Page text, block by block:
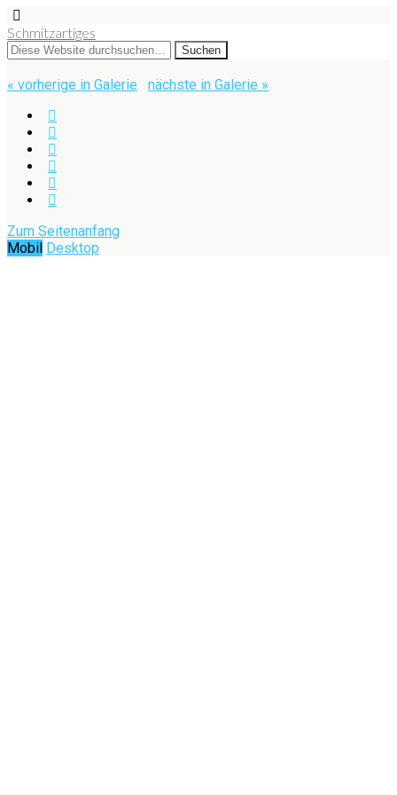
Schmitzartiges
« vorherige in Galerie nächste in Galerie »
Zum Seitenanfang
Mobil Desktop